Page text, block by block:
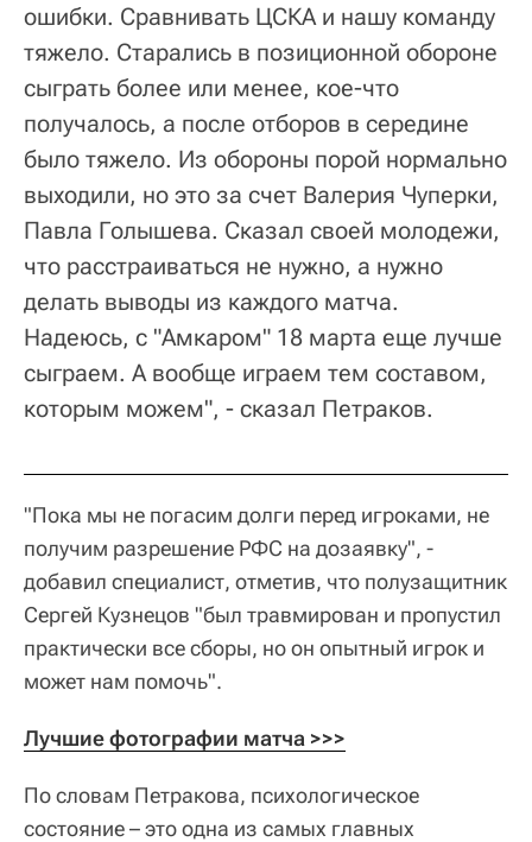
ошибки. Сравнивать ЦСКА и нашу команду
тяжело. Старались в позиционной обороне
сыграть более или менее, кое-что
получалось, а после отборов в середине
было тяжело. Из обороны порой нормально
выходили, но это за счет Валерия Чуперки,
Павла Голышева. Сказал своей молодежи,
что расстраиваться не нужно, а нужно
делать выводы из каждого матча.
Надеюсь, с "Амкаром" 18 марта еще лучше
сыграем. А вообще играем тем составом,
которым можем", - сказал Петраков.
"Пока мы не погасим долги перед игроками, не
получим разрешение РФС на дозаявку", -
добавил специалист, отметив, что полузащитник
Сергей Кузнецов "был травмирован и пропустил
практически все сборы, но он опытный игрок и
может нам помочь".
Лучшие фотографии матча >>>
По словам Петракова, психологическое
состояние – это одна из самых главных